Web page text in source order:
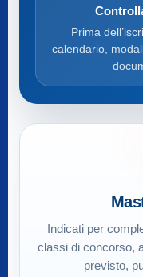
Prima
calendario,
Indicati per
classi di concorso,
previsto,